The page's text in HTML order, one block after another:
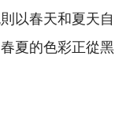
以春天和夏天自
夏的色彩正從黑